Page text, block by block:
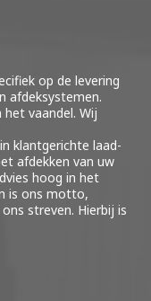
op de levering
afdeksystemen.
vaandel. Wij
klantgerichte laad-
afdekken van uw
hoog in het
is ons motto,
streven. Hierbij is